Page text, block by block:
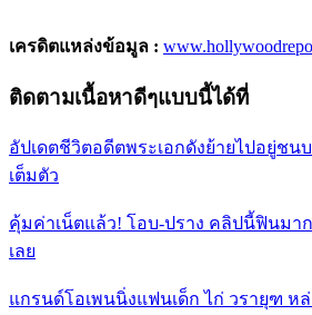
เครดิตแหล่งข้อมูล :
ติดตามเนื้อหาดีๆแบบนี้ได้ที่
อัปเดตชีวิตอดีตพระเอกดังย้ายไปอยู่ชน
เต็มตัว
คุ้มค่าเน็ตแล้ว! โอบ-ปราง คลิปนี้ฟินมา
เลย
แกรนด์โอเพนนิ่งแฟนเด็ก ไก่ วรายุฑ ห